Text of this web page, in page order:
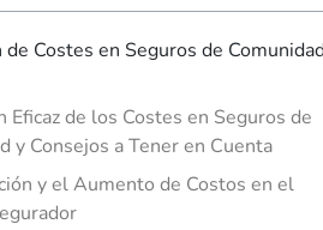
de Costes en Seguros de
Eficaz de los Costes en Seguros de
y Consejos a Tener en Cuenta
y el Aumento de Costos en el